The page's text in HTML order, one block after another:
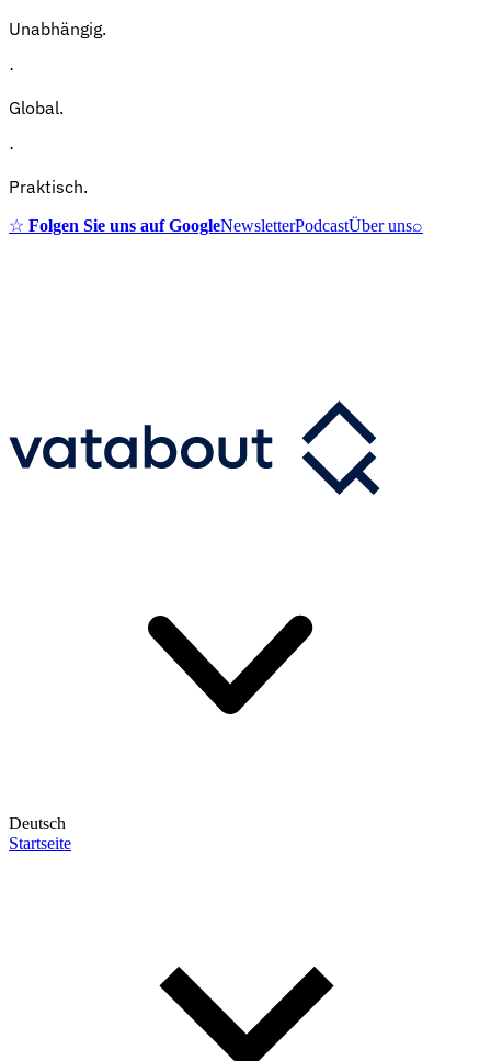
Unabhängig.
·
Global.
·
Praktisch.
☆ Folgen Sie uns auf GoogleNewsletterPodcastÜber uns⌕
Deutsch
Startseite